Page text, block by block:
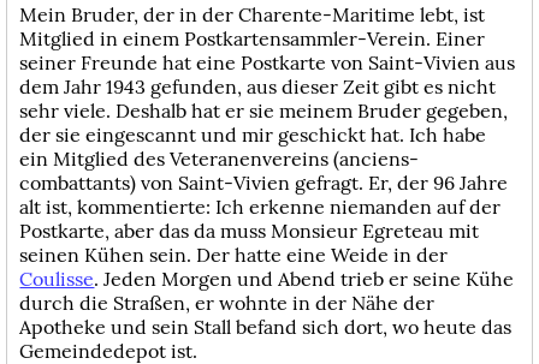
Mein Bruder, der in der Charente-Maritime lebt, ist
Mitglied in einem Postkartensammler-Verein. Einer
seiner Freunde hat eine Postkarte von Saint-Vivien aus
dem Jahr 1943 gefunden, aus dieser Zeit gibt es nicht
sehr viele. Deshalb hat er sie meinem Bruder gegeben,
der sie eingescannt und mir geschickt hat. Ich habe
ein Mitglied des Veteranenvereins (anciens-
combattants) von Saint-Vivien gefragt. Er, der 96 Jahre
alt ist, kommentierte: Ich erkenne niemanden auf der
Postkarte, aber das da muss Monsieur Egreteau mit
seinen Kühen sein. Der hatte eine Weide in der
Coulisse. Jeden Morgen und Abend trieb er seine Kühe
durch die Straßen, er wohnte in der Nähe der
Apotheke und sein Stall befand sich dort, wo heute das
Gemeindedepot ist.